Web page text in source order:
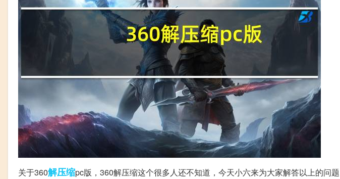
关于360解压缩pc版，360解压缩这个很多人还不知道，今天小六来为大家解答以上的问